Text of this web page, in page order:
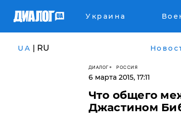
Украина
UA | RU
ДИАЛОГ РОССИЯ
6 марта 2015, 17:11
Что общего
Джастином